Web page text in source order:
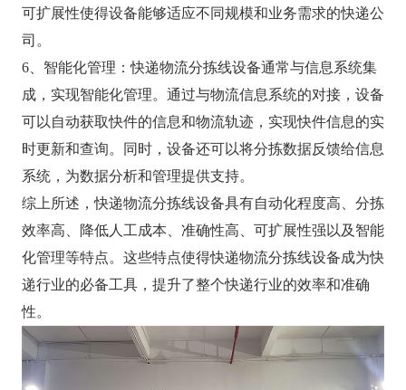
可扩展性使得设备能够适应不同规模和业务需求的快递公
司。
6、智能化管理：快递物流分拣线设备通常与信息系统集
成，实现智能化管理。通过与物流信息系统的对接，设备
可以自动获取快件的信息和物流轨迹，实现快件信息的实
时更新和查询。同时，设备还可以将分拣数据反馈给信息
系统，为数据分析和管理提供支持。
综上所述，快递物流分拣线设备具有自动化程度高、分拣
效率高、降低人工成本、准确性高、可扩展性强以及智能
化管理等特点。这些特点使得快递物流分拣线设备成为快
递行业的必备工具，提升了整个快递行业的效率和准确
性。